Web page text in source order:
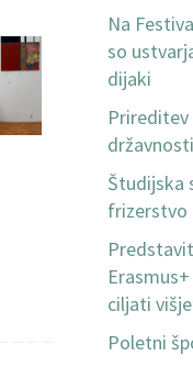
Na
so
dijaki
Prireditev
Študijska
frizerstvo
ciljati
Poletni